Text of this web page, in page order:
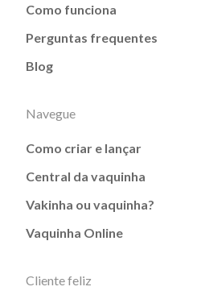
Como funciona
Perguntas frequentes
Blog
Navegue
Como criar e lançar
Central da vaquinha
Vakinha ou vaquinha?
Vaquinha Online
Cliente feliz